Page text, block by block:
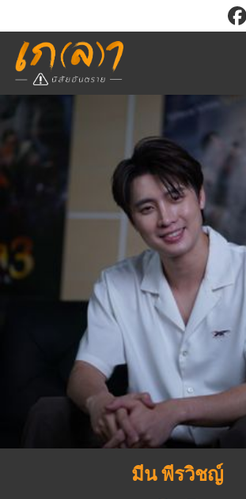
Read
RESOURCE
ร่วมงาน
ติดต่อโฆษณา
ABOUT
Sign in
มีน พีรวิชญ์